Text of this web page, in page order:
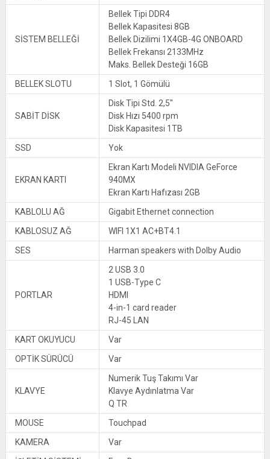
SİSTEM BELLEĞİ
Bellek Tipi DDR4
Bellek Kapasitesi 8GB
Bellek Dizilimi 1X4GB-4G ONBOARD
Bellek Frekansı 2133MHz
Maks. Bellek Desteği 16GB
BELLEK SLOTU
1 Slot, 1 Gömülü
SABİT DİSK
Disk Tipi Std. 2,5″
Disk Hızı 5400 rpm
Disk Kapasitesi 1TB
SSD
Yok
EKRAN KARTI
Ekran Kartı Modeli NVIDIA GeForce
940MX
Ekran Kartı Hafızası 2GB
KABLOLU AĞ
Gigabit Ethernet connection
KABLOSUZ AĞ
WIFI 1X1 AC+BT4.1
SES
Harman speakers with Dolby Audio
PORTLAR
2 USB 3.0
1 USB-Type C
HDMI
4-in-1 card reader
RJ-45 LAN
KART OKUYUCU
Var
OPTİK SÜRÜCÜ
Var
KLAVYE
Numerik Tuş Takımı Var
Klavye Aydınlatma Var
Q TR
MOUSE
Touchpad
KAMERA
Var